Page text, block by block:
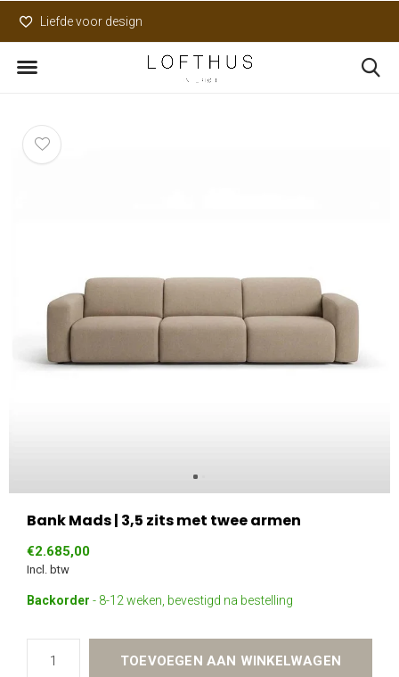
Liefde voor design
Bank Mads | 3,5 zits met twee armen
€2.685,00
Incl. btw
Backorder - 8-12 weken, bevestigd na bestelling
TOEVOEGEN AAN WINKELWAGEN